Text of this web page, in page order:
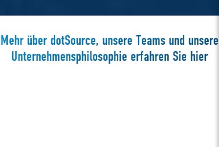
Mehr über dotSource, unsere Teams und unsere
Unternehmensphilosophie erfahren Sie hier